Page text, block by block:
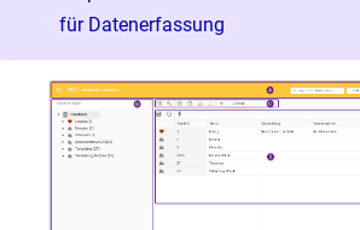
für Datenerfassung